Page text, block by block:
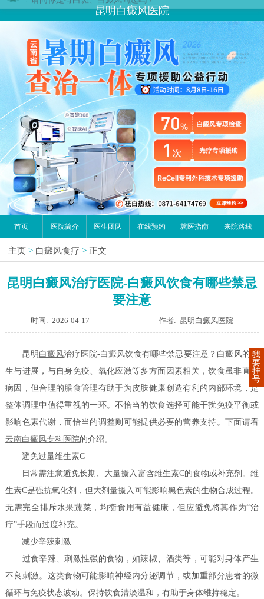
昆明白癜风医院
首页 医院简介 医生团队 在线预约 就医指南 来院路线
主页 > 白癜风食疗 > 正文
昆明白癜风治疗医院-白癜风饮食有哪些禁忌
要注意
时间: 2026-04-17 作者: 昆明白癜风医院
昆明 白癜风治疗医院-白癜风饮食有哪些禁忌要注意？白癜风的发
生与进展，与自身免疫、氧化应激等多方面因素相关，饮食虽非直接
病因，但合理的膳食管理有助于为皮肤健康创造有利的内部环境，是
整体调理中值得重视的一环。不恰当的饮食选择可能干扰免疫平衡或
影响色素代谢，而恰当的调整则可能提供必要的营养支持。下面请看
云南白癜风专科医院的介绍。
避免过量维生素C
日常需注意避免长期、大量摄入富含维生素C的食物或补充剂。维
生素C是强抗氧化剂，但大剂量摄入可能影响黑色素的生物合成过程。
无需完全排斥水果蔬菜，均衡食用有益健康，但应避免将其作为“治
疗”手段而过度补充。
减少辛辣刺激
过食辛辣、刺激性强的食物，如辣椒、酒类等，可能对身体产生
不良刺激。这类食物可能影响神经内分泌调节，或加重部分患者的微
循环与免疫状态波动。保持饮食清淡温和，有助于身体维持稳定。
我
要
挂
号